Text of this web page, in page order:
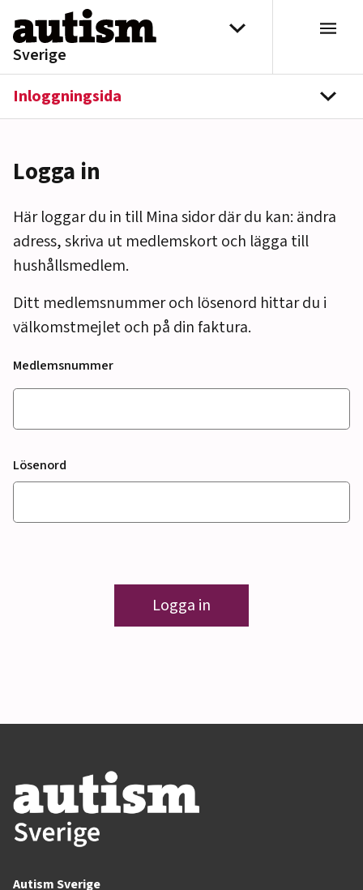
Hoppa till innehåll
Sverige
Välj distrikt
Inloggningsida
Logga in
Här loggar du in till Mina sidor där du kan: ändra
adress, skriva ut medlemskort och lägga till
hushållsmedlem.
Ditt medlemsnummer och lösenord hittar du i
välkomstmejlet och på din faktura.
Medlemsnummer
Lösenord
Logga in
Autism Sverige